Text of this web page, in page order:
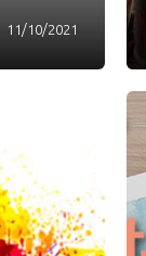
11/10/2021